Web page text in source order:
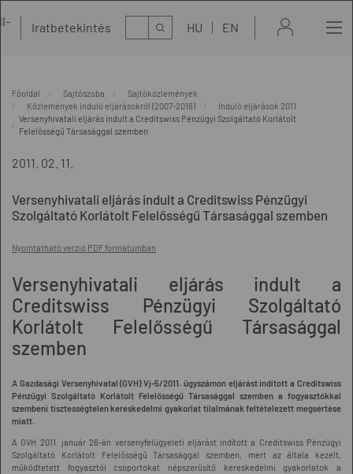
Iratbetekintés Kereső HU EN
Főoldal Sajtószoba
Sajtóközlemények
Közlemények induló eljárásokról (2007-2016)
Induló eljárások 2011
Versenyhivatali eljárás indult a Creditswiss Pénzügyi Szolgáltató Korlátolt
Felelősségű Társasággal szemben
2011. 02. 11.
Versenyhivatali eljárás indult a Creditswiss Pénzügyi
Szolgáltató Korlátolt Felelősségű Társasággal szemben
Nyomtatható verzió PDF formátumban
Versenyhivatali eljárás indult a
Creditswiss Pénzügyi Szolgáltató
Korlátolt Felelősségű Társasággal
szemben
A Gazdasági Versenyhivatal (GVH) Vj-5/2011. ügyszámon eljárást indított a Creditswiss
Pénzügyi Szolgáltató Korlátolt Felelősségű Társasággal szemben a fogyasztókkal
szembeni tisztességtelen kereskedelmi gyakorlat tilalmának feltételezett megsértése
miatt.
A GVH 2011. január 26-án versenyfelügyeleti eljárást indított a Creditswiss Pénzügyi
Szolgáltató Korlátolt Felelősségű Társasággal szemben, mert az általa kezelt,
működtetett fogyasztói csoportokat népszerűsítő kereskedelmi gyakorlatok a